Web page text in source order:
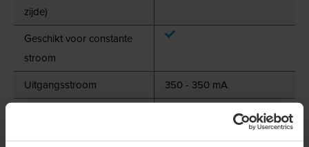
zijde)
Geschikt voor constante
stroom
Uitgangsstroom
350 - 350 mA